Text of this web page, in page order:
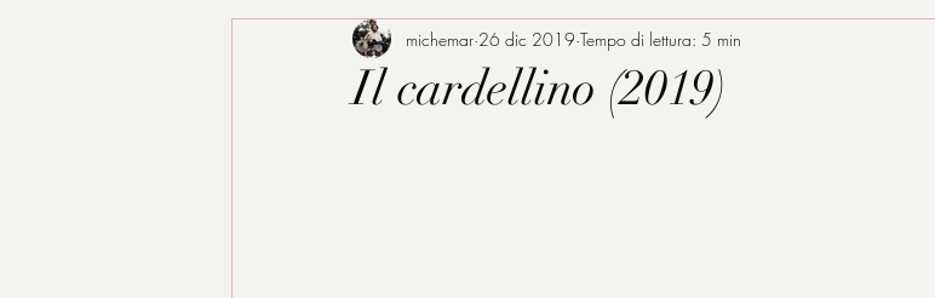
Il cardellino (2019)
michemar 26 dic 2019 Tempo di lettura: 5 min